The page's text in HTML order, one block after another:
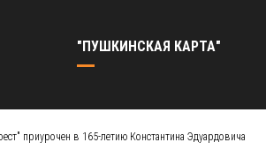
"ПУШКИНСКАЯ КАРТА"
приурочен в 165-летию Константина Эдуардовича